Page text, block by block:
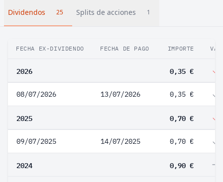
Dividendos 25 Splits de acciones 1
FECHA EX-DIVIDENDO FECHA DE PAGO IMPORTE
2026 0,35 €
08/07/2026 13/07/2026 0,35 €
2025 0,70 €
09/07/2025 14/07/2025 0,70 €
2024 0,90 €